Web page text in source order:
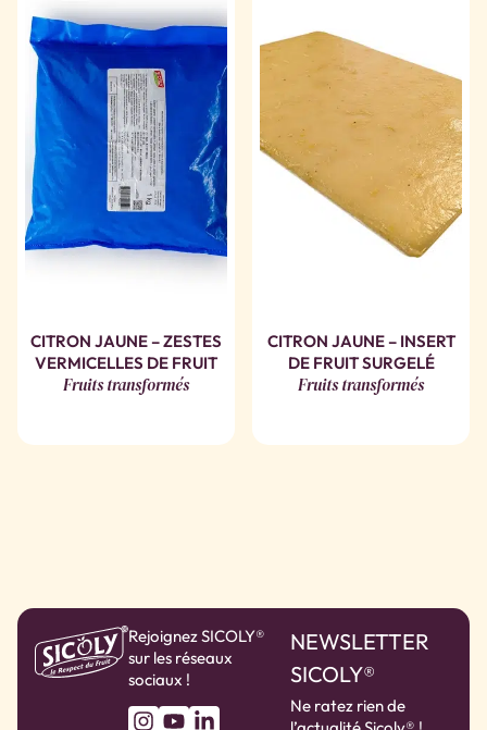
CITRON JAUNE – ZESTES
VERMICELLES DE FRUIT
Fruits transformés
CITRON JAUNE – INSERT
DE FRUIT SURGELÉ
Fruits transformés
Rejoignez SICOLY®
sur les réseaux
sociaux !
NEWSLETTER
SICOLY®
Ne ratez rien de